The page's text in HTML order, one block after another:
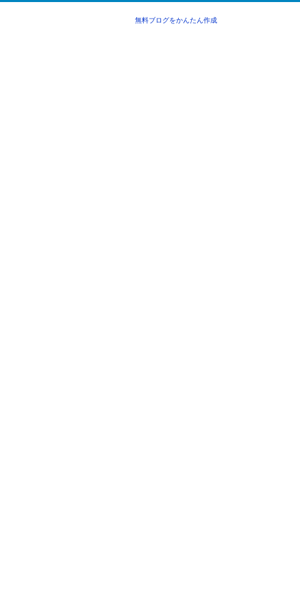
無料ブログをかんたん作成